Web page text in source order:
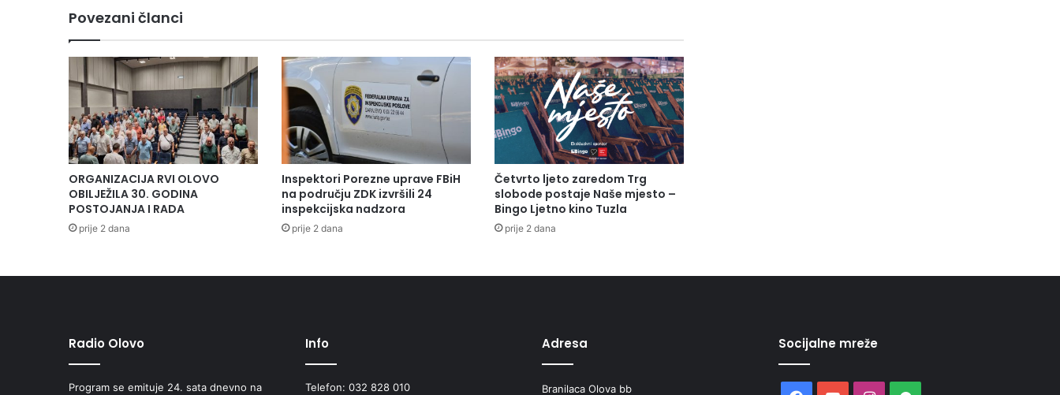
POTREBAMA
Povezani članci
ORGANIZACIJA RVI OLOVO
OBILJEŽILA 30. GODINA
POSTOJANJA I RADA
prije 2 dana
Inspektori Porezne uprave FBiH
na području ZDK izvršili 24
inspekcijska nadzora
prije 2 dana
Četvrto ljeto zaredom Trg
slobode postaje Naše mjesto –
Bingo Ljetno kino Tuzla
prije 2 dana
Radio Olovo
Program se emituje 24. sata dnevno na
Info
Telefon: 032 828 010
Adresa
Branilaca Olova bb
Socijalne mreže